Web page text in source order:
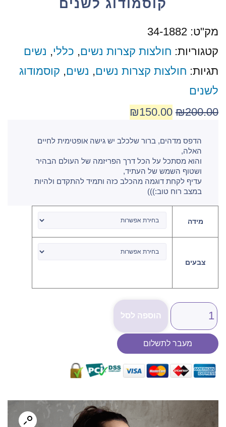
קוסמודוג לשנים
מק"ט: 34-1882
קטגוריות: חולצות קצרות נשים, כללי, נשים
תגיות: חולצות קצרות נשים, נשים, קוסמודוג
לשנים
₪200.00
₪150.00
הדפס מדהים, ברור שלכלב יש גישה אופטימית לחיים
האלה,
והוא מסתכל על הכל דרך הפריזמה של העולם הבהיר
ושטוף השמש של העתיד,
עדיף לקחת דוגמה מהכלב כזה ותמיד להתקדם ולהיות
במצב רוח טוב:)))
מידה
צבעים
הוספה לסל
מעבר לתשלום